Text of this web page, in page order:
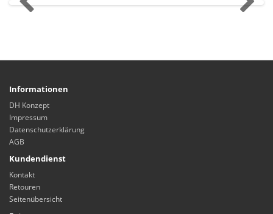
Informationen
DH Konzept
Impressum
Datenschutzerklärung
AGB
Kundendienst
Kontakt
Retouren
Seitenübersicht